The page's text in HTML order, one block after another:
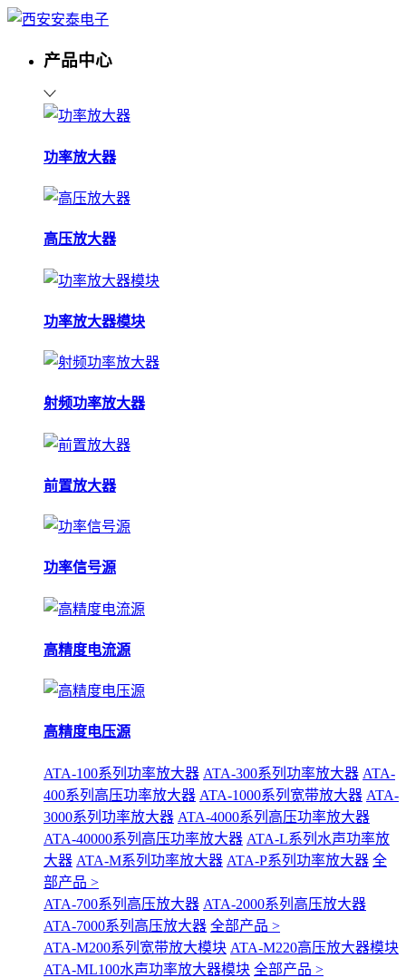
产品中心
功率放大器
高压放大器
功率放大器模块
射频功率放大器
前置放大器
功率信号源
高精度电流源
高精度电压源
ATA-100系列功率放大器 ATA-300系列功率放大器 ATA-
400系列高压功率放大器 ATA-1000系列宽带放大器 ATA-
3000系列功率放大器 ATA-4000系列高压功率放大器
ATA-40000系列高压功率放大器 ATA-L系列水声功率放
大器 ATA-M系列功率放大器 ATA-P系列功率放大器 全
部产品 >
ATA-700系列高压放大器 ATA-2000系列高压放大器
ATA-7000系列高压放大器 全部产品 >
ATA-M200系列宽带放大模块 ATA-M220高压放大器模块
ATA-ML100水声功率放大器模块 全部产品 >